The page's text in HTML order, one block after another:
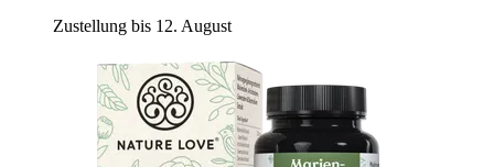
Zustellung bis 12. August